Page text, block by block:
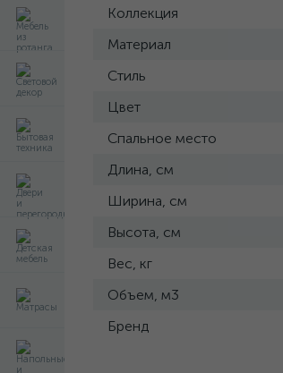
Коллекция
Материал
Стиль
Цвет
Спальное место
Длина, см
Ширина, см
Высота, см
Вес, кг
Объем, м3
Бренд